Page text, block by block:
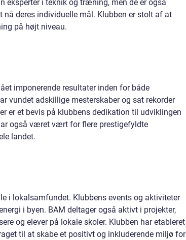
eksperter i teknik og træning, men de er også
deres individuelle mål. Klubben er stolt af at
på højt niveau.
imponerende resultater inden for både
vundet adskillige mesterskaber og sat rekorder
er et bevis på klubbens dedikation til udviklingen
også været vært for flere prestigefyldte
landet.
i lokalsamfundet. Klubbens events og aktiviteter
i byen. BAM deltager også aktivt i projekter,
og elever på lokale skoler. Klubben har etableret
til at skabe et positivt og inkluderende miljø for